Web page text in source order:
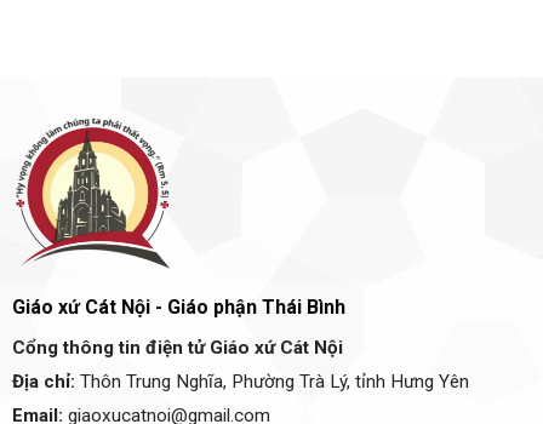
Giáo xứ Cát Nội - Giáo phận Thái Bình
Cổng thông tin điện tử Giáo xứ Cát Nội
Địa chỉ: Thôn Trung Nghĩa, Phường Trà Lý, tỉnh Hưng Yên
Email: giaoxucatnoi@gmail.com